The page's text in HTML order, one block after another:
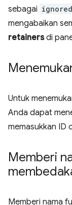
sebagai ignored
mengabaikan
retainersdi
Untuk
Anda dapat
memasukkan ID
Memberi
Memberi nama